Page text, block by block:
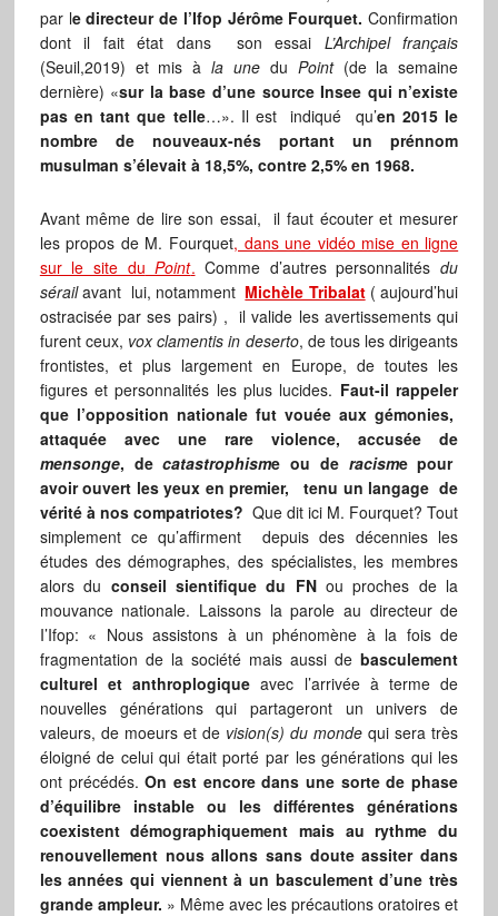
par le directeur de l’Ifop Jérôme Fourquet. Confirmation
dont il fait état dans son essai L’Archipel français
(Seuil,2019) et mis à la une du Point(de la semaine
dernière) «sur la base d’une source Insee qui n’existe
pas en tant que telle…». Il est indiqué qu’en 2015 le
nombre de nouveaux-nés portant un prénnom
musulman s’élevait à 18,5%, contre 2,5% en 1968.
Avant même de lire son essai, il faut écouter et mesurer
les propos de M. Fourquet, dans une vidéo mise en ligne
sur le site du Point. Comme d’autres personnalitésdu
sérailavant lui, notamment Michèle Tribalat( aujourd’hui
ostracisée par ses pairs) , il valide les avertissements qui
furent ceux, vox clamentis in deserto, de tous les dirigeants
frontistes, et plus largement en Europe, de toutes les
figures et personnalités les plus lucides. Faut-il rappeler
que l’opposition nationale fut vouée aux gémonies,
attaquée avec une rare violence, accusée de
mensonge, decatastrophisme ou de racisme pour
avoir ouvert les yeux en premier, tenu un langage de
vérité à nos compatriotes? Que dit ici M. Fourquet? Tout
simplement ce qu’affirment depuis des décennies les
études des démographes, des spécialistes, les membres
alors du conseil sientifique du FNou proches de la
mouvance nationale. Laissons la parole au directeur de
I’Ifop: « Nous assistons à un phénomène à la fois de
fragmentation de la société mais aussi debasculement
culturel et anthroplogique avec l’arrivée à terme de
nouvelles générations qui partageront un univers de
valeurs, de moeurs et de vision(s) du monde qui sera très
éloigné de celui qui était porté par les générations qui les
ont précédés.On est encore dans une sorte de phase
d’équilibre instable ou les différentes générations
coexistent démographiquement mais au rythme du
renouvellement nous allons sans doute assiter dans
les années qui viennent à un basculement d’une très
grande ampleur. » Même avec les précautions oratoires et